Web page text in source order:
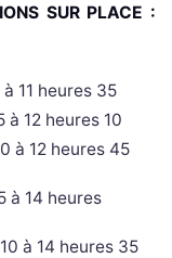
SUR PLACE :
11 heures 35
à 12 heures 10
à 12 heures 45
à 14 heures
à 14 heures 35